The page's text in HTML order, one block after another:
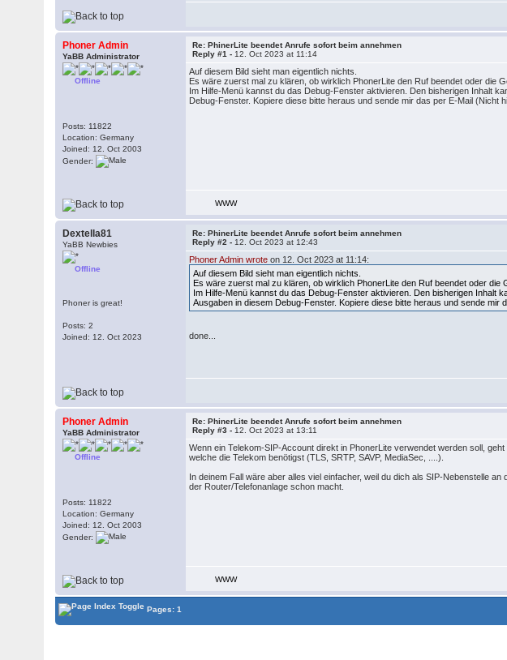
Phoner Admin
YaBB Administrator
Offline
Posts: 11822
Location: Germany
Joined: 12. Oct 2003
Gender:
Re: PhinerLite beendet Anrufe sofort beim annehmen
Reply #1 - 12. Oct 2023 at 11:14
Auf diesem Bild sieht man eigentlich nichts.
Es wäre zuerst mal zu klären, ob wirklich PhonerLite den Ruf beendet oder die
Im Hilfe-Menü kannst du das Debug-Fenster aktivieren. Den bisherigen Inhalt
Debug-Fenster. Kopiere diese bitte heraus und sende mir das per E-Mail (Nicht
WWW
Dextella81
YaBB Newbies
Offline
Phoner is great!
Posts: 2
Joined: 12. Oct 2023
Re: PhinerLite beendet Anrufe sofort beim annehmen
Reply #2 - 12. Oct 2023 at 12:43
Phoner Admin wrote on 12. Oct 2023 at 11:14:
Auf diesem Bild sieht man eigentlich nichts.
Es wäre zuerst mal zu klären, ob wirklich PhonerLite den Ruf beendet oder
Im Hilfe-Menü kannst du das Debug-Fenster aktivieren. Den bisherigen Inhalt
Ausgaben in diesem Debug-Fenster. Kopiere diese bitte heraus und sende
done...
Phoner Admin
YaBB Administrator
Offline
Posts: 11822
Location: Germany
Joined: 12. Oct 2003
Gender:
Re: PhinerLite beendet Anrufe sofort beim annehmen
Reply #3 - 12. Oct 2023 at 13:11
Wenn ein Telekom-SIP-Account direkt in PhonerLite verwendet werden soll,
welche die Telekom benötigst (TLS, SRTP, SAVP, MediaSec, ....).
In deinem Fall wäre aber alles viel einfacher, weil du dich als SIP-Nebenstelle
der Router/Telefonanlage schon macht.
WWW
Pages: 1